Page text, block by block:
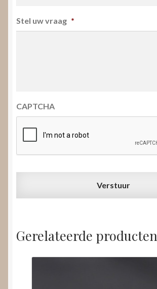
Stel uw vraag *
CAPTCHA
Gerelateerde producten